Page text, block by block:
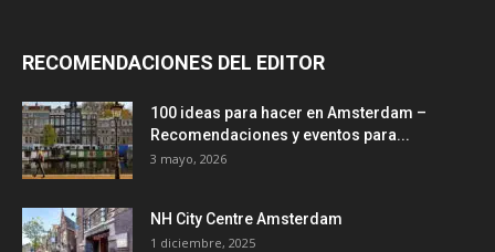
RECOMENDACIONES DEL EDITOR
100 ideas para hacer en Amsterdam –
Recomendaciones y eventos para...
3 mayo, 2026
NH City Centre Amsterdam
1 diciembre, 2025